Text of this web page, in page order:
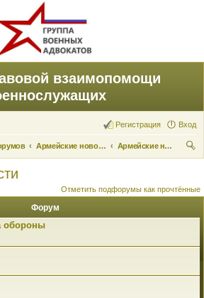
взаимопомощи
Вход
Регистрация
Армейские новости
Армейские новости
Отметить подфорумы как прочтённые
Форум
обороны